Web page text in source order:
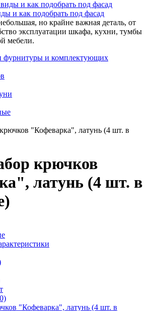
и как подобрать под фасад
но крайне важная деталь, от
эксплуатации шкафа, кухни, тумбы
мебели.
и комплектующих
"Кофеварка", латунь (4 шт. в
крючков
латунь (4 шт. в